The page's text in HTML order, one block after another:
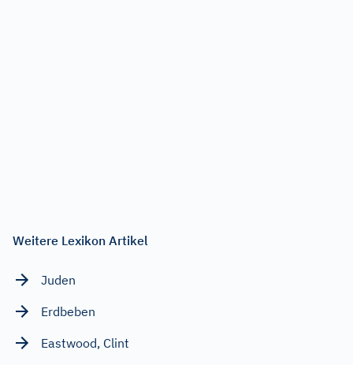
Weitere Lexikon Artikel
Juden
Erdbeben
Eastwood, Clint